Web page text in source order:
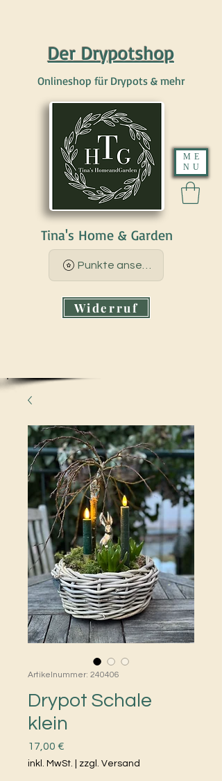
Der Drypotshop
Onlineshop für Drypots & mehr
ME
NU
Tina's Home & Garden
Punkte ansehen
Widerruf
Artikelnummer: 240406
Drypot Schale
klein
17,00 €
inkl. MwSt. zzgl. Versand